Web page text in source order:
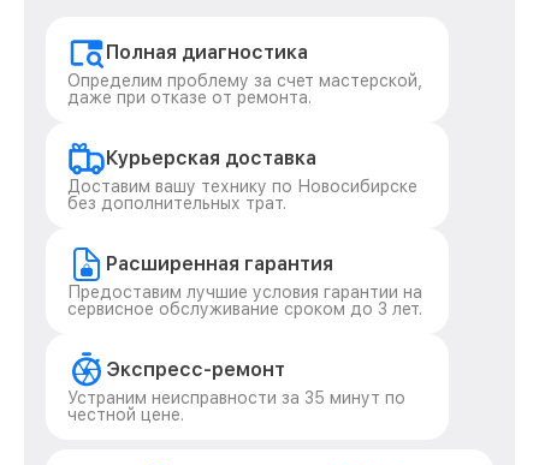
Полная диагностика
Определим проблему за счет мастерской,
даже при отказе от ремонта.
Курьерская доставка
Доставим вашу технику по Новосибирске
без дополнительных трат.
Расширенная гарантия
Предоставим лучшие условия гарантии на
сервисное обслуживание сроком до 3 лет.
Экспресс-ремонт
Устраним неисправности за 35 минут по
честной цене.